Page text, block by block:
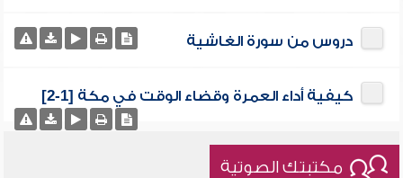
دروس من سورة الغاشية
كيفية أداء العمرة وقضاء الوقت في مكة [1-2]
مكتبتك الصوتية